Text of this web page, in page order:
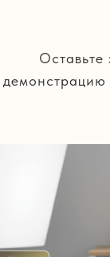
Оставьте
демонстрацию